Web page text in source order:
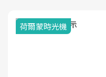
荷爾蒙時光機